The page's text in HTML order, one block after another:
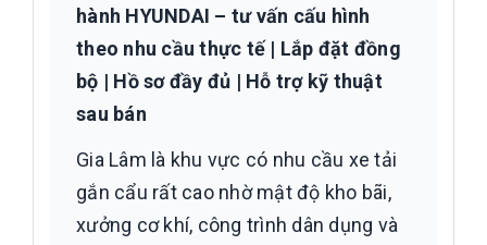
hành HYUNDAI – tư vấn cấu hình
theo nhu cầu thực tế | Lắp đặt đồng
bộ | Hồ sơ đầy đủ | Hỗ trợ kỹ thuật
sau bán
Gia Lâm là khu vực có nhu cầu xe tải
gắn cẩu rất cao nhờ mật độ kho bãi,
xưởng cơ khí, công trình dân dụng và